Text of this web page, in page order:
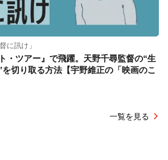
に訊け」
・ツアー』で飛躍。天野千尋監督の“生
切り取る方法【宇野維正の「映画のこ
一覧を見る